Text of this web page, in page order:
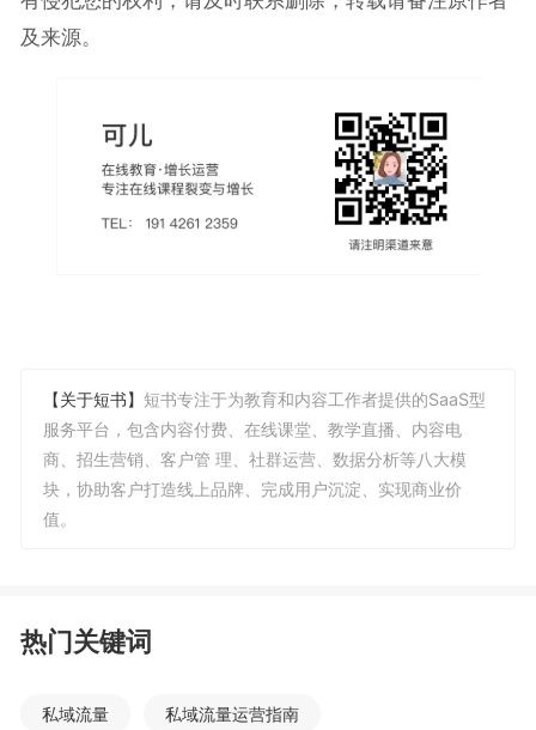
及来源。
【关于短书】 短书专注于为教育和内容工作者提供的SaaS型
服务平台，包含内容付费、在线课堂、教学直播、内容电
商、招生营销、客户管 理、社群运营、数据分析等八大模
块，协助客户打造线上品牌、完成用户沉淀、实现商业价
值。
热门关键词
私域流量 私域流量运营指南